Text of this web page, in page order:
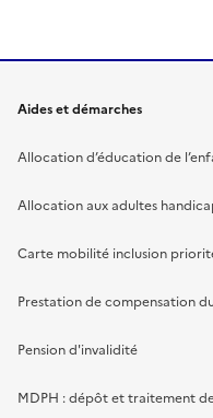
Aides et démarches
Allocation d’éducation de
Allocation aux adultes
Carte mobilité inclusion
Prestation de compensation
Pension d'invalidité
MDPH : dépôt et traitement